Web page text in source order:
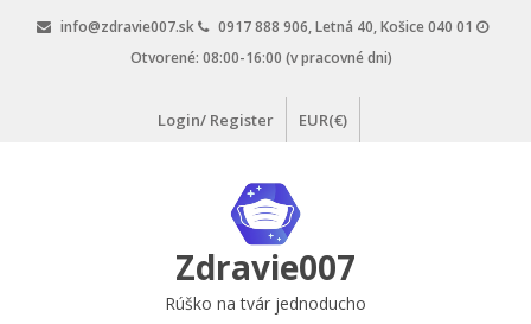
info@zdravie007.sk
0917 888 906, Letná 40, Košice 040 01
Otvorené: 08:00-16:00 (v pracovné dni)
Login/ Register EUR(€)
Zdravie007
Rúško na tvár jednoducho